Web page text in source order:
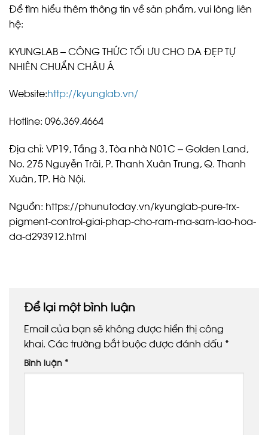
Để tìm hiểu thêm thông tin về sản phẩm, vui lòng liên
hệ:
KYUNGLAB – CÔNG THỨC TỐI ƯU CHO DA ĐẸP TỰ
NHIÊN CHUẨN CHÂU Á
Website:http://kyunglab.vn/
Hotline: 096.369.4664
Địa chỉ: VP19, Tầng 3, Tòa nhà N01C – Golden Land,
No. 275 Nguyễn Trãi, P. Thanh Xuân Trung, Q. Thanh
Xuân, TP. Hà Nội.
Nguồn: https://phunutoday.vn/kyunglab-pure-trx-
pigment-control-giai-phap-cho-ram-ma-sam-lao-hoa-
da-d293912.html
Để lại một bình luận
Email của bạn sẽ không được hiển thị công
khai. Các trường bắt buộc được đánh dấu *
Bình luận *